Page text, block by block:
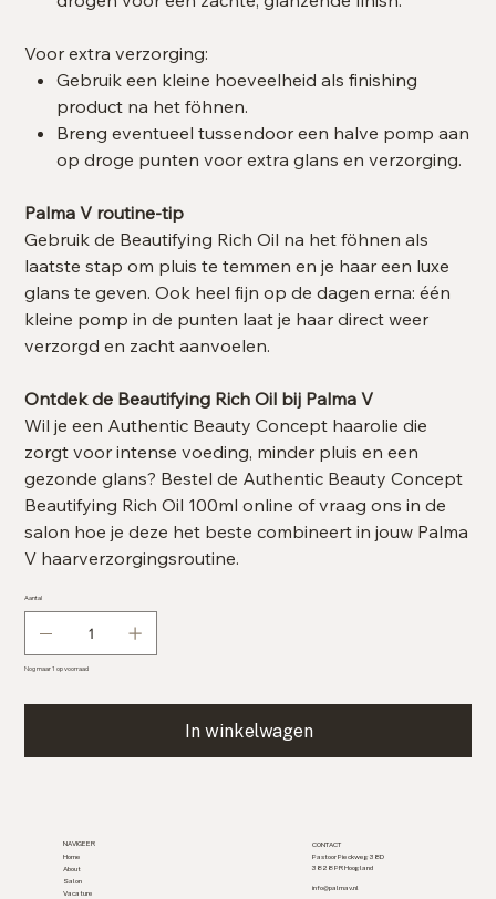
Voor extra verzorging:
Gebruik een kleine hoeveelheid als finishing
product na het föhnen.
Breng eventueel tussendoor een halve pomp aan
op droge punten voor extra glans en verzorging.
Palma V routine-tip
Gebruik de Beautifying Rich Oil na het föhnen als
laatste stap om pluis te temmen en je haar een luxe
glans te geven. Ook heel fijn op de dagen erna: één
kleine pomp in de punten laat je haar direct weer
verzorgd en zacht aanvoelen.
Ontdek de Beautifying Rich Oil bij Palma V
Wil je een Authentic Beauty Concept haarolie die
zorgt voor intense voeding, minder pluis en een
gezonde glans? Bestel de Authentic Beauty Concept
Beautifying Rich Oil 100ml online of vraag ons in de
salon hoe je deze het beste combineert in jouw Palma
V haarverzorgingsroutine.
Aantal
Nog maar 1 op voorraad
In winkelwagen
NAVIGEER
Home
About
Salon
Vacature
CONTACT
Pastoor Pieckweg 38D
3828 PR Hoogland
info@palmav.nl